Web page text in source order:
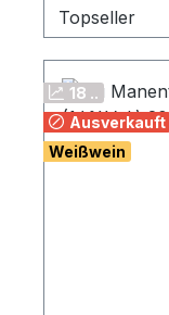
18 ..
Ausverkauft
Weißwein